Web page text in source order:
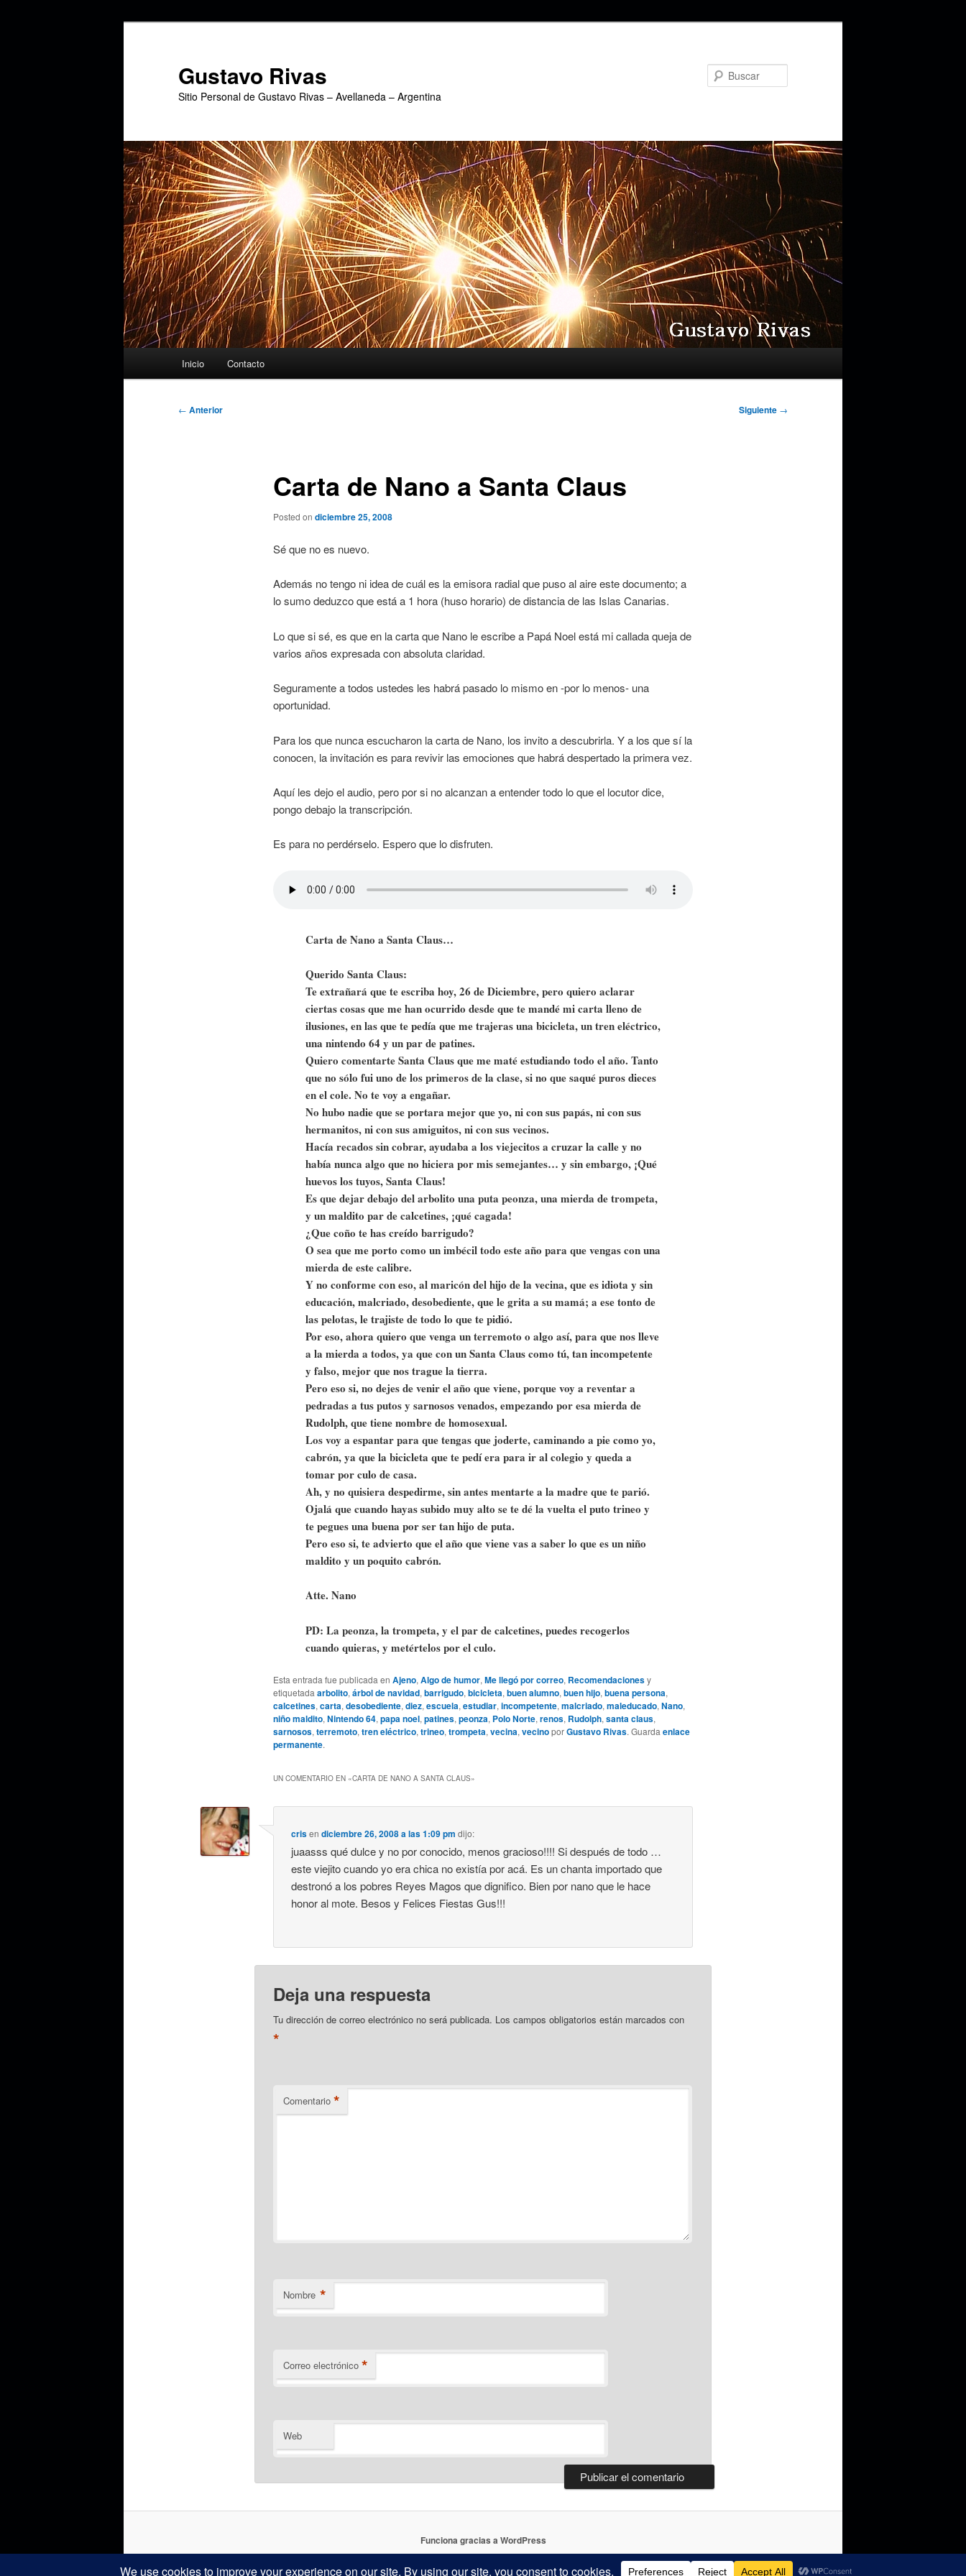
Gustavo Rivas
Sitio Personal de Gustavo Rivas – Avellaneda – Argentina
Inicio Contacto
Navegación
← Anterior Siguiente →
Carta de Nano a Santa Claus
Posted on diciembre 25, 2008
Sé que no es nuevo.
Además no tengo ni idea de cuál es la emisora radial que puso al aire este documento; a
lo sumo deduzco que está a 1 hora (huso horario) de distancia de las Islas Canarias.
Lo que si sé, es que en la carta que Nano le escribe a Papá Noel está mi callada queja de
varios años expresada con absoluta claridad.
Seguramente a todos ustedes les habrá pasado lo mismo en -por lo menos- una
oportunidad.
Para los que nunca escucharon la carta de Nano, los invito a descubrirla. Y a los que sí la
conocen, la invitación es para revivir las emociones que habrá despertado la primera vez.
Aquí les dejo el audio, pero por si no alcanzan a entender todo lo que el locutor dice,
pongo debajo la transcripción.
Es para no perdérselo. Espero que lo disfruten.
Carta de Nano a Santa Claus…
Querido Santa Claus:
Te extrañará que te escriba hoy, 26 de Diciembre, pero quiero aclarar
ciertas cosas que me han ocurrido desde que te mandé mi carta lleno de
ilusiones, en las que te pedía que me trajeras una bicicleta, un tren eléctrico,
una nintendo 64 y un par de patines.
Quiero comentarte Santa Claus que me maté estudiando todo el año. Tanto
que no sólo fui uno de los primeros de la clase, si no que saqué puros dieces
en el cole. No te voy a engañar.
No hubo nadie que se portara mejor que yo, ni con sus papás, ni con sus
hermanitos, ni con sus amiguitos, ni con sus vecinos.
Hacía recados sin cobrar, ayudaba a los viejecitos a cruzar la calle y no
había nunca algo que no hiciera por mis semejantes… y sin embargo, ¡Qué
huevos los tuyos, Santa Claus!
Es que dejar debajo del arbolito una puta peonza, una mierda de trompeta,
y un maldito par de calcetines, ¡qué cagada!
¿Que coño te has creído barrigudo?
O sea que me porto como un imbécil todo este año para que vengas con una
mierda de este calibre.
Y no conforme con eso, al maricón del hijo de la vecina, que es idiota y sin
educación, malcriado, desobediente, que le grita a su mamá; a ese tonto de
las pelotas, le trajiste de todo lo que te pidió.
Por eso, ahora quiero que venga un terremoto o algo así, para que nos lleve
a la mierda a todos, ya que con un Santa Claus como tú, tan incompetente
y falso, mejor que nos trague la tierra.
Pero eso si, no dejes de venir el año que viene, porque voy a reventar a
pedradas a tus putos y sarnosos venados, empezando por esa mierda de
Rudolph, que tiene nombre de homosexual.
Los voy a espantar para que tengas que joderte, caminando a pie como yo,
cabrón, ya que la bicicleta que te pedí era para ir al colegio y queda a
tomar por culo de casa.
Ah, y no quisiera despedirme, sin antes mentarte a la madre que te parió.
Ojalá que cuando hayas subido muy alto se te dé la vuelta el puto trineo y
te pegues una buena por ser tan hijo de puta.
Pero eso si, te advierto que el año que viene vas a saber lo que es un niño
maldito y un poquito cabrón.
Atte. Nano
PD: La peonza, la trompeta, y el par de calcetines, puedes recogerlos
cuando quieras, y metértelos por el culo.
Esta entrada fue publicada en Ajeno, Algo de humor, Me llegó por correo, Recomendacionesy
etiquetada arbolito, árbol de navidad, barrigudo, bicicleta, buen alumno, buen hijo, buena persona,
calcetines, carta, desobediente, diez, escuela, estudiar, incompetente, malcriado, maleducado, Nano,
niño maldito, Nintendo 64, papa noel, patines, peonza, Polo Norte, renos, Rudolph, santa claus,
sarnosos, terremoto, tren eléctrico, trineo, trompeta, vecina, vecinoporGustavo Rivas. Guarda enlace
permanente.
UN COMENTARIO EN «CARTA DE NANO A SANTA CLAUS»
crisendiciembre 26, 2008 a las 1:09 pm dijo:
juaasss qué dulce y no por conocido, menos gracioso!!!! Si después de todo …
este viejito cuando yo era chica no existía por acá. Es un chanta importado que
destronó a los pobres Reyes Magos que dignifico. Bien por nano que le hace
honor al mote. Besos y Felices Fiestas Gus!!!
Deja una respuesta
Tu dirección de correo electrónico no será publicada. Los campos obligatorios están marcados con
*
Comentario *
Nombre *
Correo electrónico *
Web
Funciona gracias a WordPress